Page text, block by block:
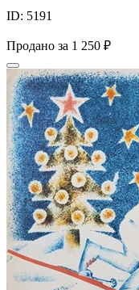
ID: 5191
Продано за 1 250 ₽